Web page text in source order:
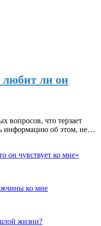
любит ли он
вопросов, что терзает
информацию об этом, не…
он чувствует ко мне»
ко мне
жизни?